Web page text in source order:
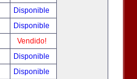
Disponible
Disponible
Vendido!
Disponible
Disponible